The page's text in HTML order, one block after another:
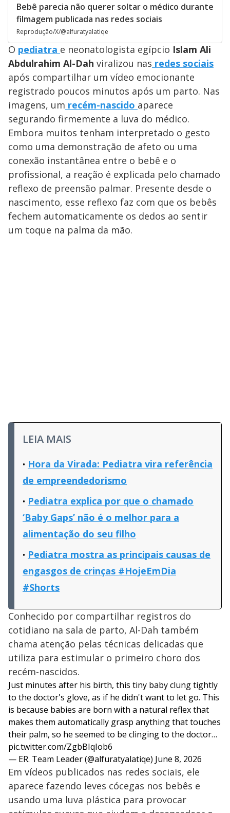
Bebê parecia não querer soltar o médico durante
filmagem publicada nas redes sociais
Reprodução/X/@alfuratyalatiqe
O pediatra e neonatologista egípcio Islam Ali
Abdulrahim Al-Dah viralizou nas redes sociais
após compartilhar um vídeo emocionante
registrado poucos minutos após um parto. Nas
imagens, um recém-nascido aparece
segurando firmemente a luva do médico.
Embora muitos tenham interpretado o gesto
como uma demonstração de afeto ou uma
conexão instantânea entre o bebê e o
profissional, a reação é explicada pelo chamado
reflexo de preensão palmar. Presente desde o
nascimento, esse reflexo faz com que os bebês
fechem automaticamente os dedos ao sentir
um toque na palma da mão.
LEIA MAIS
Hora da Virada: Pediatra vira referência
de empreendedorismo
Pediatra explica por que o chamado
‘Baby Gaps’ não é o melhor para a
alimentação do seu filho
Pediatra mostra as principais causas de
engasgos de crinças #HojeEmDia
#Shorts
Conhecido por compartilhar registros do
cotidiano na sala de parto, Al-Dah também
chama atenção pelas técnicas delicadas que
utiliza para estimular o primeiro choro dos
recém-nascidos.
Just minutes after his birth, this tiny baby clung tightly
to the doctor's glove, as if he didn't want to let go. This
is because babies are born with a natural reflex that
makes them automatically grasp anything that touches
their palm, so he seemed to be clinging to the doctor…
pic.twitter.com/ZgbBIqIob6
— ER. Team Leader (@alfuratyalatiqe) June 8, 2026
Em vídeos publicados nas redes sociais, ele
aparece fazendo leves cócegas nos bebês e
usando uma luva plástica para provocar